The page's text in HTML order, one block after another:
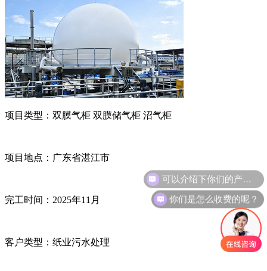
项目类型： 双膜气柜 双膜储气柜 沼气柜
项目地点：广东省湛江市
完工时间： 2025年11 月
客户类型：纸业污水处理
可以介绍下你们的产品么？
你们是怎么收费的呢？